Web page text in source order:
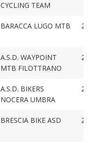
CYCLING TEAM
BARACCA LUGO MTB
A.S.D. WAYPOINT
MTB FILOTTRANO
A.S.D. BIKERS
NOCERA UMBRA
BRESCIA BIKE ASD